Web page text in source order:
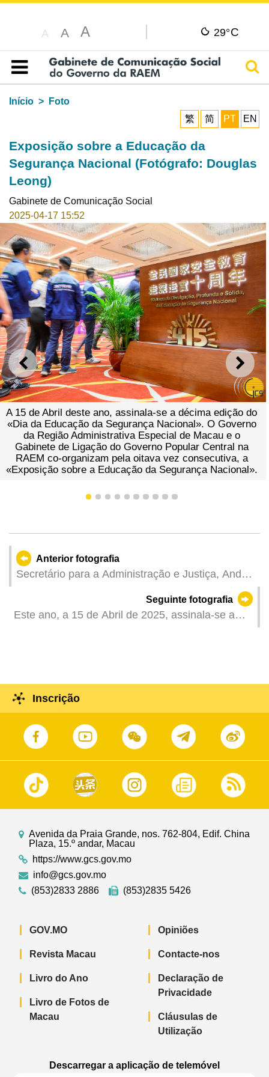
A A A 29°C
Índice
Início
Foto
繁
简 PT EN
Exposição sobre a Educação da
Segurança Nacional (Fotógrafo: Douglas
Leong)
Gabinete de Comunicação Social
2025-04-17 15:52
ANTERIOR
A 15 de Abril deste ano, assinala-se a décima edição do
«Dia da Educação da Segurança Nacional». O Governo
da Região Administrativa Especial de Macau e o
Gabinete de Ligação do Governo Popular Central na
RAEM co-organizam pela oitava vez consecutiva, a
«Exposição sobre a Educação da Segurança Nacional».
1 2 3 4 5 6 7 8 9 10
Anterior fotografia
Secretário para a Administração e Justiça, André
Legislativa, para apresentar as Linhas de Acção
Governativa da sua tutela para o ano financeiro
Seguinte fotografia
Este ano, a 15 de Abril de 2025, assinala-se a
Macau, CCCC Huitong Hengqin Plaza na zona
financeira de Hengqin e o Centro Internacional de
Convenções e Exposições de Shizimen de
Zhuhai iluminados em simultâneo, exibindo
Segurança Nacional, incluindo a “Implementação
plena do Perspectiva Geral da Segurança
e "Guangdong e Macau trabalham em conjunto
para consolidar a barreira de salvaguarda da
segurança ".
Inscrição
Avenida da Praia Grande, nos. 762-804, Edif. China
Plaza, 15.º andar, Macau
https://www.gcs.gov.mo
info@gcs.gov.mo
(853)2833 2886
(853)2835 5426
GOV.MO
Revista Macau
Livro do Ano
Livro de Fotos de
Macau
Opiniões
Contacte-nos
Declaração de
Privacidade
Cláusulas de
Utilização
Descarregar a aplicação de telemóvel